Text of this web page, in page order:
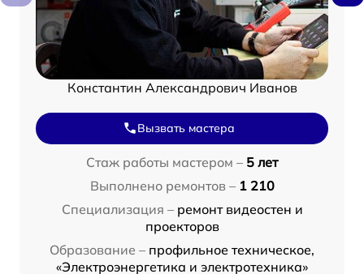
Константин Александрович Иванов
Вызвать мастера
Стаж работы мастером – 5 лет
Выполнено ремонтов – 1 210
Специализация – ремонт видеостен и
проекторов
Образование – профильное техническое,
«Электроэнергетика и электротехника»